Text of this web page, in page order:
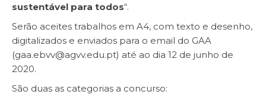
sustentável para todos“.
Serão aceites trabalhos em A4, com texto e desenho,
digitalizados e enviados para o email do GAA
(gaa.ebvv@agvv.edu.pt) até ao dia 12 de junho de
2020.
São duas as categorias a concurso: